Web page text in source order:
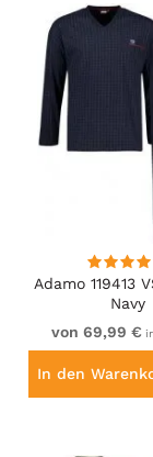
Adamo 119413
Navy
von 69,99 €
In den